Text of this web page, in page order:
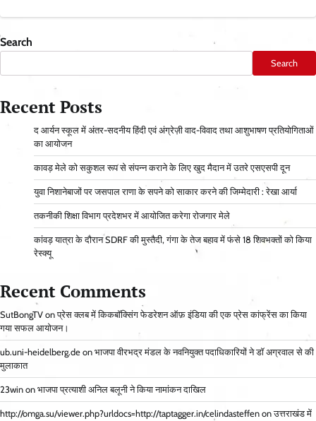
Search
Search
Recent Posts
द आर्यन स्कूल में अंतर-सदनीय हिंदी एवं अंग्रेज़ी वाद-विवाद तथा आशुभाषण प्रतियोगिताओं
का आयोजन
कावड़ मेले को सकुशल रूप से संपन्न कराने के लिए खुद मैदान में उतरे एसएसपी दून
युवा निशानेबाजों पर जसपाल राणा के सपने को साकार करने की जिम्मेदारी : रेखा आर्या
तकनीकी शिक्षा विभाग प्रदेशभर में आयोजित करेगा रोजगार मेले
कांवड़ यात्रा के दौरान SDRF की मुस्तैदी, गंगा के तेज बहाव में फंसे 18 शिवभक्तों को किया
रेस्क्यू
Recent Comments
SutBongTV onप्रेस क्लब में किकबॉक्सिंग फेडरेशन ऑफ़ इंडिया की एक प्रेस कांफ्रेंस का किया
गया सफल आयोजन।
ub.uni-heidelberg.de on भाजपा वीरभद्र मंडल के नवनियुक्त पदाधिकारियों ने डॉ अग्रवाल से की
मुलाकात
23win on भाजपा प्रत्याशी अनिल बलूनी ने किया नामांकन दाखिल
http://omga.su/viewer.php?urldocs=http://taptagger.in/celindasteffen onउत्तराखंड में